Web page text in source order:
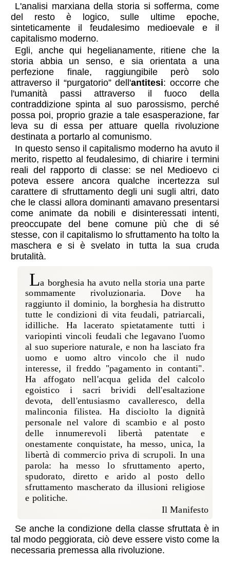
L'analisi marxiana della storia si sofferma, come
del resto è logico, sulle ultime epoche,
sinteticamente il feudalesimo medioevale e il
capitalismo moderno.
Egli, anche qui hegelianamente, ritiene che la
storia abbia un senso, e sia orientata a una
perfezione finale, raggiungibile però solo
attraverso il “purgatorio” dell'antitesi: occorre che
l'umanità passi attraverso il fuoco della
contraddizione spinta al suo parossismo, perché
possa poi, proprio grazie a tale esasperazione, far
leva su di essa per attuare quella rivoluzione
destinata a portarlo al comunismo.
In questo senso il capitalismo moderno ha avuto il
merito, rispetto al feudalesimo, di chiarire i termini
reali del rapporto di classe: se nel Medioevo ci
poteva essere ancora qualche incertezza sul
carattere di sfruttamento degli uni sugli altri, dato
che le classi allora dominanti amavano presentarsi
come animate da nobili e disinteressati intenti,
preoccupate del bene comune più che di sé
stesse, con il capitalismo lo sfruttamento ha tolto la
maschera e si è svelato in tutta la sua cruda
brutalità.
La borghesia ha avuto nella storia una parte
sommamente rivoluzionaria. Dove ha
raggiunto il dominio, la borghesia ha distrutto
tutte le condizioni di vita feudali, patriarcali,
idilliche. Ha lacerato spietatamente tutti i
variopinti vincoli feudali che legavano l'uomo
al suo superiore naturale, e non ha lasciato fra
uomo e uomo altro vincolo che il nudo
interesse, il freddo "pagamento in contanti".
Ha affogato nell'acqua gelida del calcolo
egoistico i sacri brividi dell'esaltazione
devota, dell'entusiasmo cavalleresco, della
malinconia filistea. Ha disciolto la dignità
personale nel valore di scambio e al posto
delle innumerevoli libertà patentate e
onestamente conquistate, ha messo, unica, la
libertà di commercio priva di scrupoli. In una
parola: ha messo lo sfruttamento aperto,
spudorato, diretto e arido al posto dello
sfruttamento mascherato da illusioni religiose
e politiche.
Il Manifesto
Se anche la condizione della classe sfruttata è in
tal modo peggiorata, ciò deve essere visto come la
necessaria premessa alla rivoluzione.